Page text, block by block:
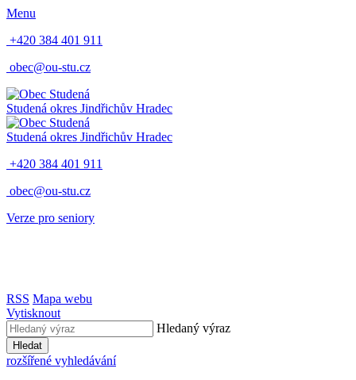
Menu
+420 384 401 911
obec@ou-stu.cz
Studená okres Jindřichův Hradec
Studená okres Jindřichův Hradec
+420 384 401 911
obec@ou-stu.cz
Verze pro seniory
RSS Mapa webu
Vytisknout
Hledaný výraz
Hledat
rozšířené vyhledávání